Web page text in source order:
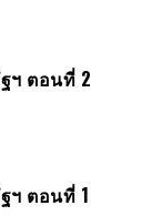
ฯ ตอนที่ 2
ฯ ตอนที่ 1